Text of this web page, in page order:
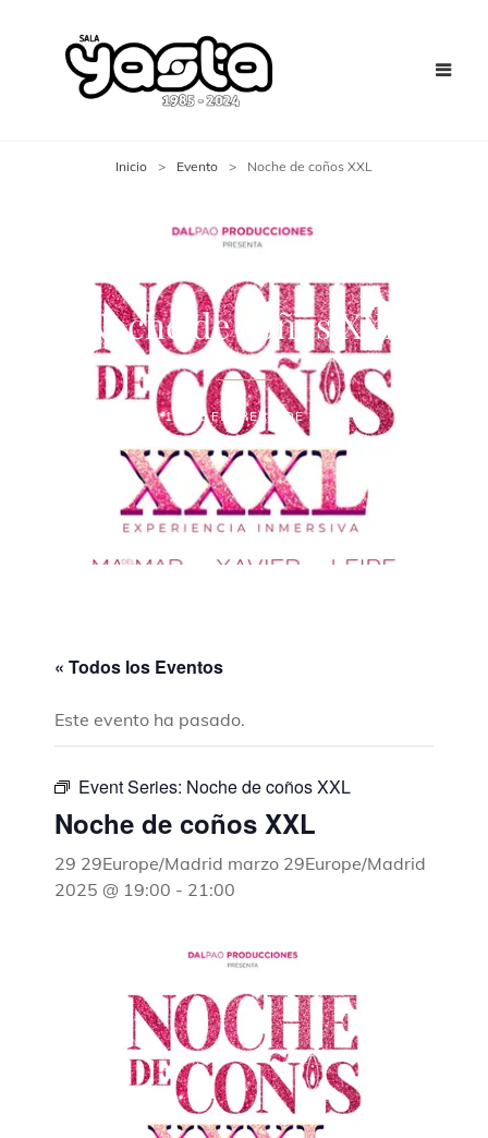
Inicio > Evento > Noche de coños XXL
Noche de coños XXL
13 DE FEBRERO DE 2025
« Todos los Eventos
Este evento ha pasado.
Event Series: Noche de coños XXL
Noche de coños XXL
29 29Europe/Madrid marzo 29Europe/Madrid
2025 @ 19:00 - 21:00